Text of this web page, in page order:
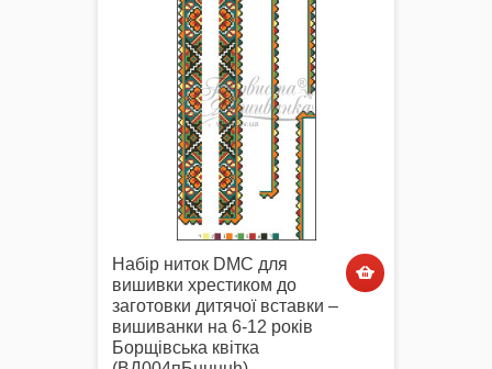
Набір ниток DMC для
вишивки хрестиком до
заготовки дитячої вставки –
вишиванки на 6-12 років
Борщівська квітка